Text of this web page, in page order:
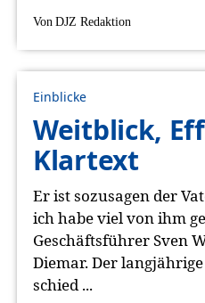
Von DJZ Redaktion
Einblicke
Weitblick,
Klartext
Er ist sozusagen der
ich habe viel von ihm
Geschäftsführer Sven
Diemar. Der
schied ...